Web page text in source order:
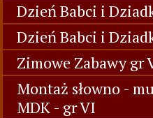
Dzień Babci i
Dzień Babci i
Zimowe Zabawy gr
Montaż słowno -
MDK - gr VI